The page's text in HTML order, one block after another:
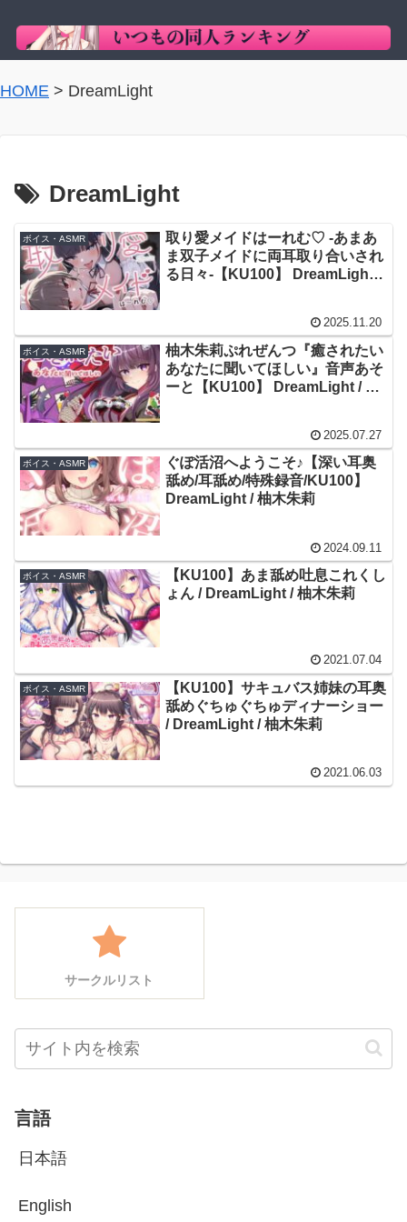
HOME > DreamLight
DreamLight
ボイス・ASMR
取り愛メイドはーれむ♡ -あまあ
ま双子メイドに両耳取り合いされ
る日々-【KU100】 DreamLight /
2025.11.20
ボイス・ASMR
柚木朱莉ぷれぜんつ『癒されたい
あなたに聞いてほしい』音声あそ
ーと【KU100】 DreamLight / 柚
2025.07.27
ボイス・ASMR
ぐぽ活沼へようこそ♪【深い耳奥
舐め/耳舐め/特殊録音/KU100】
DreamLight / 柚木朱莉
2024.09.11
ボイス・ASMR
【KU100】あま舐め吐息これくし
ょん / DreamLight / 柚木朱莉
2021.07.04
ボイス・ASMR
【KU100】サキュバス姉妹の耳奥
舐めぐちゅぐちゅディナーショー
/ DreamLight / 柚木朱莉
2021.06.03
サークルリスト
言語
日本語
English